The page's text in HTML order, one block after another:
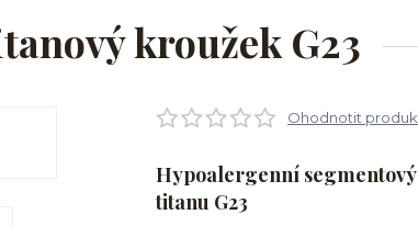
kroužek G23
Ohodnotit
Hypoalergenní
titanu G23